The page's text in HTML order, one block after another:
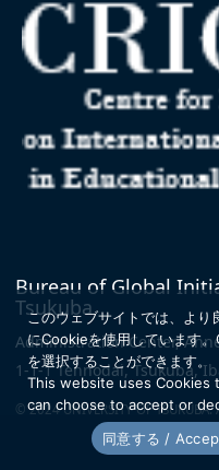
Bureau of Global
Tsukuba
Administration Center,
1-1-1 Tennodai, Tsukuba,
© 2024 UNIVERSITY OF TSUKUBA.
このウェブサイトでは、より
にCookieを使用しています。
を選択することができます。
This website uses Cookies
can choose to accept or
同意する /